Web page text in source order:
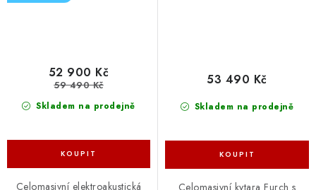
Skladem na prodejně
52 900 Kč
59 490 Kč
Celomasivní elektroakustická
Skladem na prodejně
53 490 Kč